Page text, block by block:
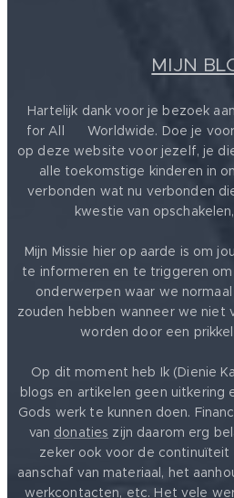
MIJN
Hartelijk dank voor je bezoek
for All ❤️ Worldwide. Doe je
op deze website voor jezelf, je
alle toekomstige kinderen in
verbonden wat nu verbonden
kwestie van
Mijn Missie hier op aarde is om
te informeren en te triggeren
onderwerpen waar we
zouden hebben wanneer we niet
worden door een
Op dit moment heb Ik (Dienie
blogs en artikelen geen uitkering
Gods werk te kunnen doen.
van donaties zijn daarom erg
zeker ook voor de continuïteit
aanschaf van materiaal, het
werkcontacten, etc. Het vele